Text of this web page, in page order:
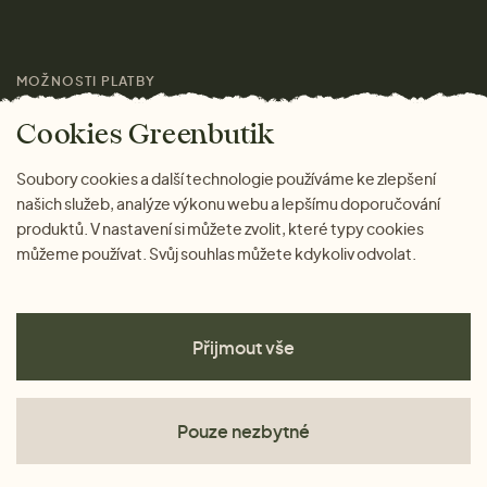
Magazín
MOŽNOSTI PLATBY
Cookies Greenbutik
Soubory cookies a další technologie používáme ke zlepšení
našich služeb, analýze výkonu webu a lepšímu doporučování
produktů. V nastavení si můžete zvolit, které typy cookies
můžeme používat. Svůj souhlas můžete kdykoliv odvolat.
Přijmout vše
Pouze nezbytné